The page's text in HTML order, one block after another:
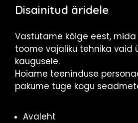
Disainitud äridele
Vastutame kõige eest, mida
toome vajaliku tehnika vaid
kaugusele.
Hoiame teeninduse
pakume tuge kogu
Avaleht